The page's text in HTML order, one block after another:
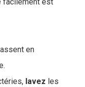
en
lavez les